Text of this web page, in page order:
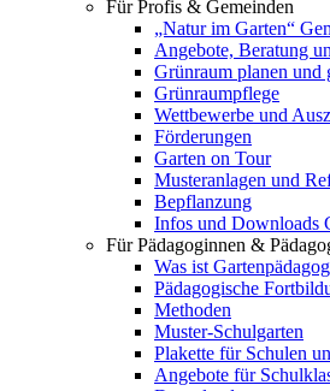
Für Profis & Gemeinden
„Natur im Garten“
Angebote, Beratung
Grünraum planen und
Grünraumpflege
Wettbewerbe und
Förderungen
Garten on Tour
Musteranlagen und
Bepflanzung
Infos und Downloads
Für Pädagoginnen &
Was ist
Pädagogische
Methoden
Muster-Schulgarten
Plakette für Schulen
Angebote für